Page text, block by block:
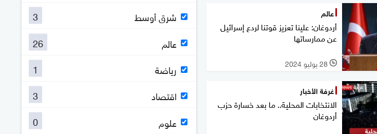
عالم
أردوغان: علينا تعزيز قوتنا لردع إسرائيل
عن ممارساتها
l 28 يوليو 2024
غرفة الأخبار
الانتخابات المحلية.. ما بعد خسارة حزب
أردوغان
شرق أوسط
3
عالم
26
رياضة
1
اقتصاد
3
علوم
0